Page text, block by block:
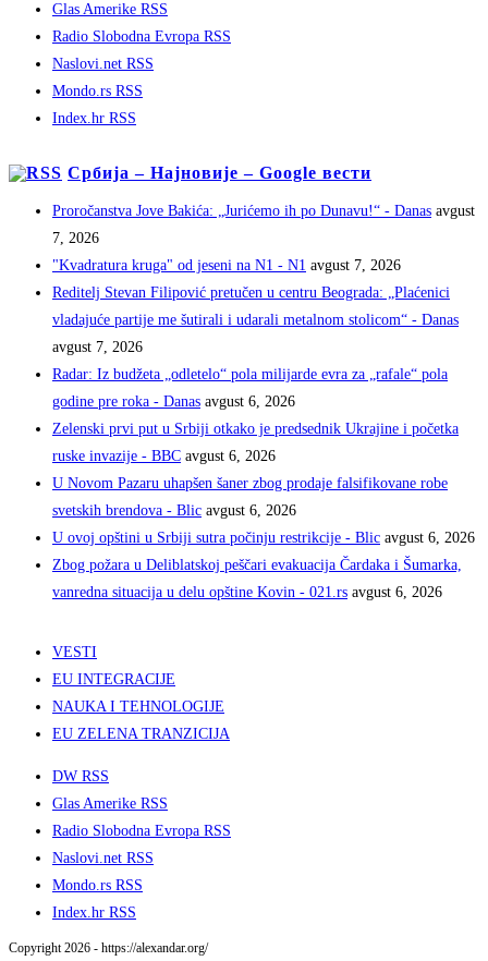
Glas Amerike RSS
Radio Slobodna Evropa RSS
Naslovi.net RSS
Mondo.rs RSS
Index.hr RSS
Србија – Најновије – Google вести
Proročanstva Jove Bakića: „Jurićemo ih po Dunavu!“ - Danas avgust
7, 2026
"Kvadratura kruga" od jeseni na N1 - N1 avgust 7, 2026
Reditelj Stevan Filipović pretučen u centru Beograda: „Plaćenici
vladajuće partije me šutirali i udarali metalnom stolicom“ - Danas
avgust 7, 2026
Radar: Iz budžeta „odletelo“ pola milijarde evra za „rafale“ pola
godine pre roka - Danas avgust 6, 2026
Zelenski prvi put u Srbiji otkako je predsednik Ukrajine i početka
ruske invazije - BBC avgust 6, 2026
U Novom Pazaru uhapšen šaner zbog prodaje falsifikovane robe
svetskih brendova - Blic avgust 6, 2026
U ovoj opštini u Srbiji sutra počinju restrikcije - Blic avgust 6, 2026
Zbog požara u Deliblatskoj peščari evakuacija Čardaka i Šumarka,
vanredna situacija u delu opštine Kovin - 021.rs avgust 6, 2026
VESTI
EU INTEGRACIJE
NAUKA I TEHNOLOGIJE
EU ZELENA TRANZICIJA
DW RSS
Glas Amerike RSS
Radio Slobodna Evropa RSS
Naslovi.net RSS
Mondo.rs RSS
Index.hr RSS
Copyright 2026 - https://alexandar.org/